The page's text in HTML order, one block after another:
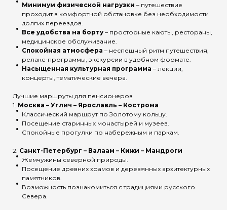
Минимум физической нагрузки – путешествие
проходит в комфортной обстановке без необходимости
долгих переездов.
Все удобства на борту– просторные каюты, рестораны,
медицинское обслуживание.
Спокойная атмосфера – неспешный ритм путешествия,
релакс-программы, экскурсии в удобном формате.
Насыщенная культурная программа – лекции,
концерты, тематические вечера.
Лучшие маршруты для пенсионеров
1. Москва – Углич – Ярославль – Кострома
Классический маршрут по Золотому кольцу.
Посещение старинных монастырей и музеев.
Спокойные прогулки по набережным и паркам.
2. Санкт-Петербург – Валаам – Кижи – Мандроги
Жемчужины северной природы.
Посещение древних храмов и деревянных архитектурных
памятников.
Возможность познакомиться с традициями русского
Севера.